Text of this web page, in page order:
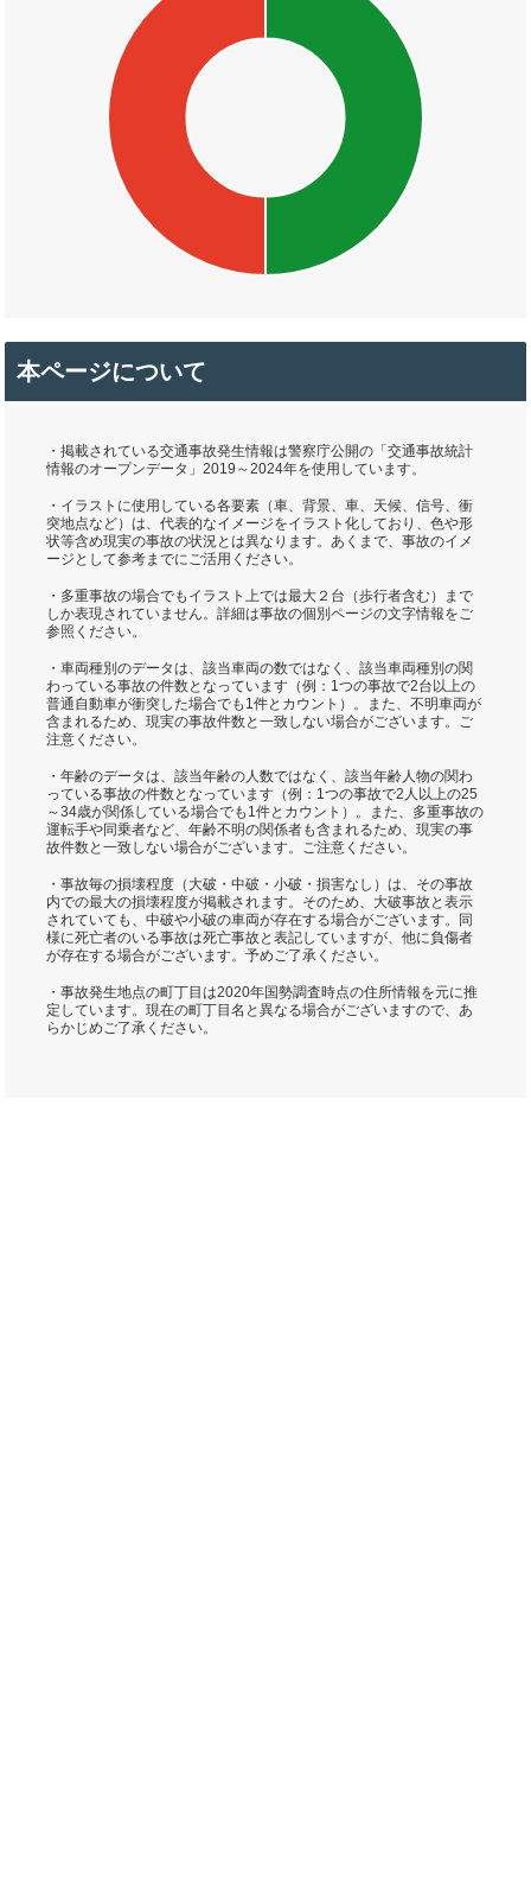
本ページについて
・掲載されている交通事故発生情報は警察庁公開の「交通事故統計
情報のオープンデータ」2019～2024年を使用しています。
・イラストに使用している各要素（車、背景、車、天候、信号、衝
突地点など）は、代表的なイメージをイラスト化しており、色や形
状等含め現実の事故の状況とは異なります。あくまで、事故のイメ
ージとして参考までにご活用ください。
・多重事故の場合でもイラスト上では最大２台（歩行者含む）まで
しか表現されていません。詳細は事故の個別ページの文字情報をご
参照ください。
・車両種別のデータは、該当車両の数ではなく、該当車両種別の関
わっている事故の件数となっています（例：1つの事故で2台以上の
普通自動車が衝突した場合でも1件とカウント）。また、不明車両が
含まれるため、現実の事故件数と一致しない場合がございます。ご
注意ください。
・年齢のデータは、該当年齢の人数ではなく、該当年齢人物の関わ
っている事故の件数となっています（例：1つの事故で2人以上の25
～34歳が関係している場合でも1件とカウント）。また、多重事故の
運転手や同乗者など、年齢不明の関係者も含まれるため、現実の事
故件数と一致しない場合がございます。ご注意ください。
・事故毎の損壊程度（大破・中破・小破・損害なし）は、その事故
内での最大の損壊程度が掲載されます。そのため、大破事故と表示
されていても、中破や小破の車両が存在する場合がございます。同
様に死亡者のいる事故は死亡事故と表記していますが、他に負傷者
が存在する場合がございます。予めご了承ください。
・事故発生地点の町丁目は2020年国勢調査時点の住所情報を元に推
定しています。現在の町丁目名と異なる場合がございますので、あ
らかじめご了承ください。